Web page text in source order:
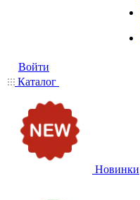
Войти
Каталог
Новинки